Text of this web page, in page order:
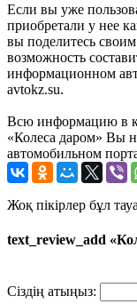
Если вы уже
приобретали у нее
вы поделитесь
возможность
информационном
avtokz.su.
Всю информацию в
«Колеса даром» Вы
автомобильном
Жоқ пікірлер бұл
text_review_add
Сіздің атыңыз: